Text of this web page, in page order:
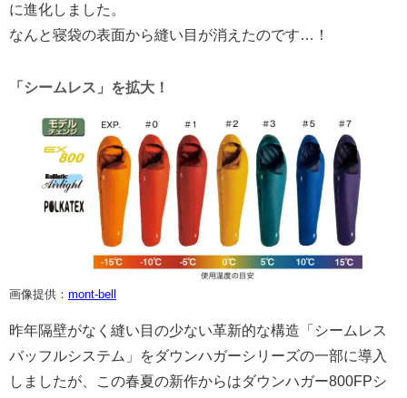
に進化しました。
なんと寝袋の表面から縫い目が消えたのです…！
「シームレス」を拡大！
画像提供： mont-bell
昨年隔壁がなく縫い目の少ない革新的な構造「シームレス
バッフルシステム」をダウンハガーシリーズの一部に導入
しましたが、この春夏の新作からはダウンハガー800FPシ